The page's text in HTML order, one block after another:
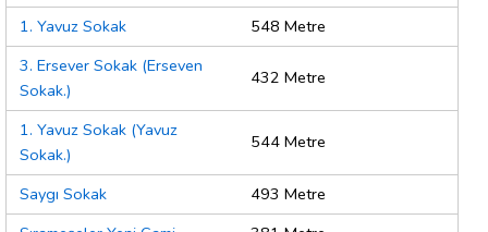
1. Yavuz Sokak
548 Metre
3. Ersever Sokak (Erseven
Sokak.)
432 Metre
1. Yavuz Sokak (Yavuz
Sokak.)
544 Metre
Saygı Sokak
493 Metre